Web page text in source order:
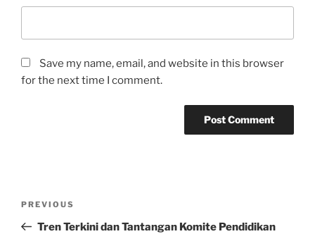
Save my name, email, and website in this browser
for the next time I comment.
Previous
Post
PREVIOUS
Tren Terkini dan Tantangan Komite Pendidikan